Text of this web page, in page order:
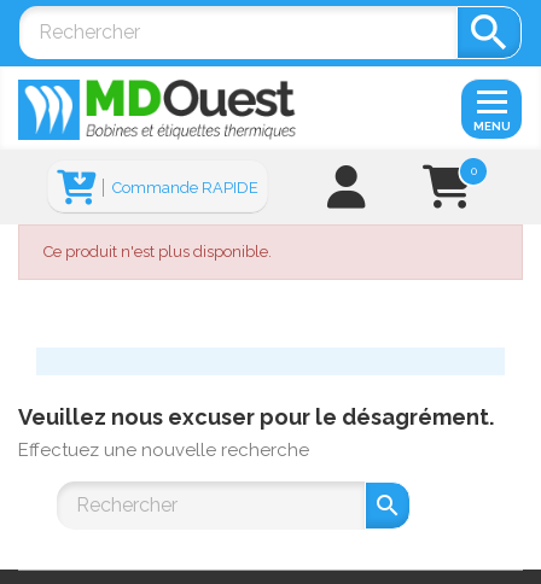

0
Commande RAPIDE
MENU
Ce produit n'est plus disponible.
Veuillez nous excuser pour le désagrément.
Effectuez une nouvelle recherche
